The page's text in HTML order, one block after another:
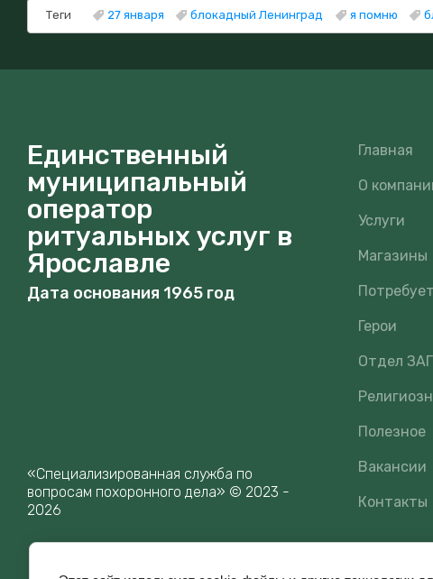
Теги 27 января блокадный Ленинград я помню
Единственный
муниципальный
оператор
ритуальных услуг в
Ярославле
Дата основания 1965 год
«Специализированная служба по
вопросам похоронного дела» © 2023 -
2026
Главная
О
Услуги
Магазины
Герои
Отдел
Полезное
Вакансии
Контакты